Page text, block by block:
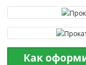
Как